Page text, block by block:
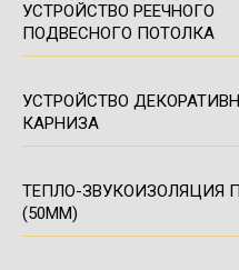
УСТРОЙСТВО РЕЕЧНОГО
ПОДВЕСНОГО ПОТОЛКА
УСТРОЙСТВО
КАРНИЗА
ТЕПЛО-ЗВУКОИЗОЛЯЦИЯ
(50ММ)